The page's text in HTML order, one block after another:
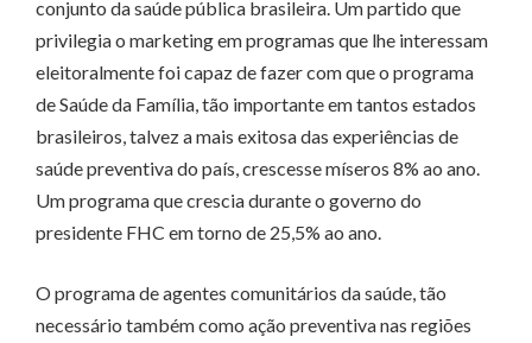
conjunto da saúde pública brasileira. Um partido que
privilegia o marketing em programas que lhe interessam
eleitoralmente foi capaz de fazer com que o programa
de Saúde da Família, tão importante em tantos estados
brasileiros, talvez a mais exitosa das experiências de
saúde preventiva do país, crescesse míseros 8% ao ano.
Um programa que crescia durante o governo do
presidente FHC em torno de 25,5% ao ano.
O programa de agentes comunitários da saúde, tão
necessário também como ação preventiva nas regiões